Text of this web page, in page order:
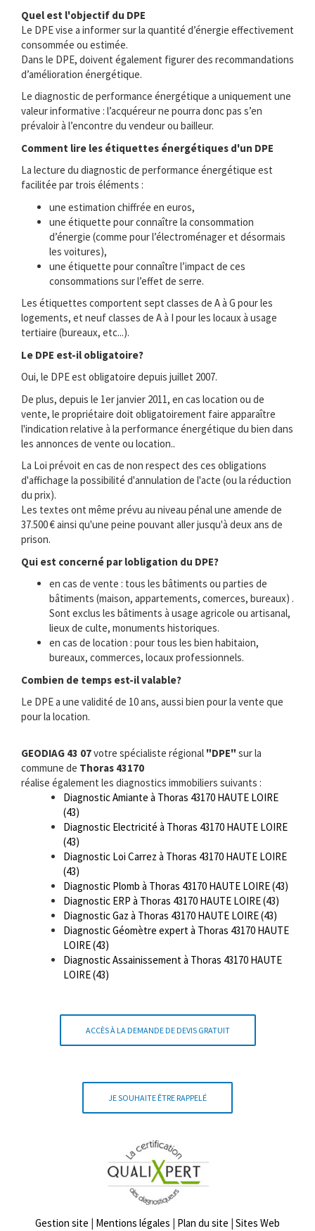
Quel est l'objectif du DPE
Le DPE vise a informer sur la quantité d’énergie effectivement
consommée ou estimée.
Dans le DPE, doivent également figurer des recommandations
d’amélioration énergétique.
Le diagnostic de performance énergétique a uniquement une
valeur informative : l’acquéreur ne pourra donc pas s’en
prévaloir à l’encontre du vendeur ou bailleur.
Comment lire les étiquettes énergétiques d'un DPE
La lecture du diagnostic de performance énergétique est
facilitée par trois éléments :
une estimation chiffrée en euros,
une étiquette pour connaître la consommation
d’énergie (comme pour l’électroménager et désormais
les voitures),
une étiquette pour connaître l’impact de ces
consommations sur l’effet de serre.
Les étiquettes comportent sept classes de A à G pour les
logements, et neuf classes de A à I pour les locaux à usage
tertiaire (bureaux, etc...).
Le DPE est-il obligatoire?
Oui, le DPE est obligatoire depuis juillet 2007.
De plus, depuis le 1er janvier 2011, en cas location ou de
vente, le propriétaire doit obligatoirement faire apparaître
l'indication relative à la performance énergétique du bien dans
les annonces de vente ou location..
La Loi prévoit en cas de non respect des ces obligations
d'affichage la possibilité d'annulation de l'acte (ou la réduction
du prix).
Les textes ont même prévu au niveau pénal une amende de
37.500 € ainsi qu'une peine pouvant aller jusqu'à deux ans de
prison.
Qui est concerné par lobligation du DPE?
en cas de vente : tous les bâtiments ou parties de
bâtiments (maison, appartements, comerces, bureaux) .
Sont exclus les bâtiments à usage agricole ou artisanal,
lieux de culte, monuments historiques.
en cas de location : pour tous les bien habitaion,
bureaux, commerces, locaux professionnels.
Combien de temps est-il valable?
Le DPE a une validité de 10 ans, aussi bien pour la vente que
pour la location.
GEODIAG 43 07votre spécialiste régional "DPE" sur la
commune de Thoras 43170
réalise également les diagnostics immobiliers suivants :
Diagnostic Amiante à Thoras 43170 HAUTE LOIRE
(43)
Diagnostic Electricité à Thoras 43170 HAUTE LOIRE
(43)
Diagnostic Loi Carrez à Thoras 43170 HAUTE LOIRE
(43)
Diagnostic Plomb à Thoras 43170 HAUTE LOIRE (43)
Diagnostic ERP à Thoras 43170 HAUTE LOIRE (43)
Diagnostic Gaz à Thoras 43170 HAUTE LOIRE (43)
Diagnostic Géomètre expert à Thoras 43170 HAUTE
LOIRE (43)
Diagnostic Assainissement à Thoras 43170 HAUTE
LOIRE (43)
ACCÈS À LA DEMANDE DE DEVIS GRATUIT
JE SOUHAITE ÊTRE RAPPELÉ
Gestion site | Mentions légales | Plan du site | Sites Web